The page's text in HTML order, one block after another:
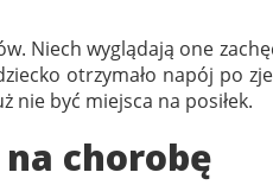
Niech wyglądają one
otrzymało napój po
nie być miejsca na posiłek.
chorobę